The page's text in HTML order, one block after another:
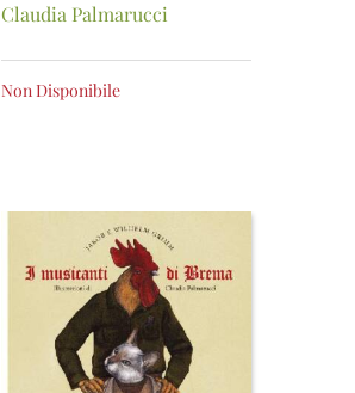
Claudia Palmarucci
Non Disponibile